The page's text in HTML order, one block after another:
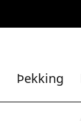
Þekking